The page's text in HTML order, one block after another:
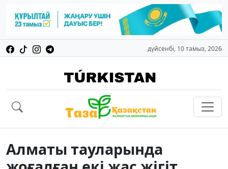
дүйсенбі, 10 тамыз, 2026
Алматы тауларында